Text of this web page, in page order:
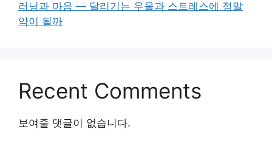
러닝과 마음 — 달리기는 우울과 스트레스에 정말
약이 될까
Recent Comments
보여줄 댓글이 없습니다.